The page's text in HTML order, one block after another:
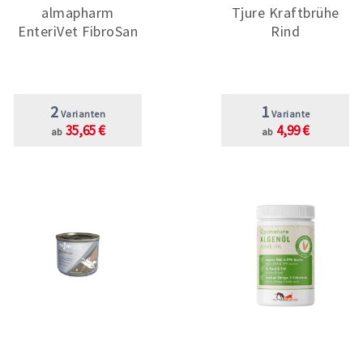
almapharm
EnteriVet FibroSan
2 Varianten
ab 35,65 €
Tjure Kraftbrühe
Rind
1 Variante
ab 4,99 €